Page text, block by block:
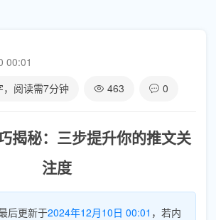
00:01
，阅读需7分钟 463 0
揭秘：三步提升你的推文关
注度
后更新于2024年12月10日 00:01 ，若内